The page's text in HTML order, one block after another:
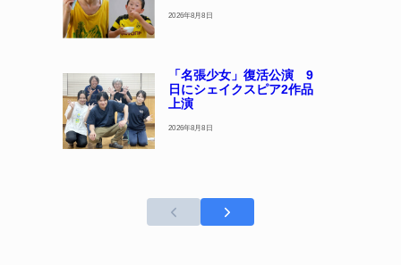
2026年8月8日
「名張少女」復活公演 9
日にシェイクスピア2作品
上演
2026年8月8日